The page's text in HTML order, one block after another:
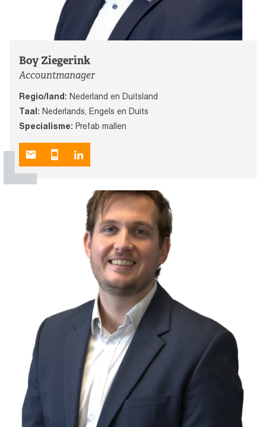
Boy Ziegerink
Accountmanager
Regio/land: Nederland en Duitsland
Taal: Nederlands, Engels en Duits
Specialisme: Prefab mallen